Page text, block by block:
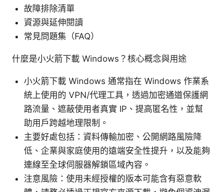
故障排除清單
資源與延伸閱讀
常見問題集（FAQ）
什麼是小火箭下載 Windows？核心概念與用途
小火箭下載 Windows 通常指在 Windows 作業系
統上使用的 VPN/代理工具，透過加密通道保護網
路流量、遮蔽使用者真實 IP、提高匿名性，並幫
助用戶跨越地理限制。
主要好處包括：資料傳輸加密、公開網路風險降
低、企業與家庭使用的遠端安全性提升，以及能夠
連線至全球伺服器解鎖區域內容。
注意風險：使用未經授權的版本可能含有惡意軟